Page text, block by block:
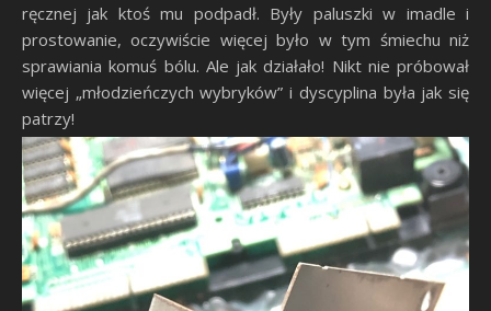
ręcznej jak ktoś mu podpadł. Były paluszki w imadle i
prostowanie, oczywiście więcej było w tym śmiechu niż
sprawiania komuś bólu. Ale jak działało! Nikt nie próbował
więcej „młodzieńczych wybryków” i dyscyplina była jak się
patrzy!